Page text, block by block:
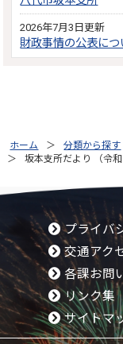
2026年7月3日更新
財政事情の公表につ
ホーム 分類から探す
坂本支所だより （令和
プライバ
交通アク
各課お問
リンク集
サイトマ